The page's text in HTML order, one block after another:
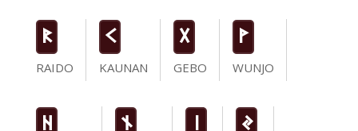
R
RAIDO
K
KAUNAN
G
GEBO
W
WUNJO
H
n
J